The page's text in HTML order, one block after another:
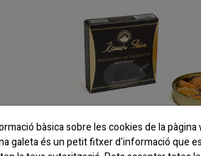
bàsica sobre les cookies de la
galeta és un petit fitxer d'informació que